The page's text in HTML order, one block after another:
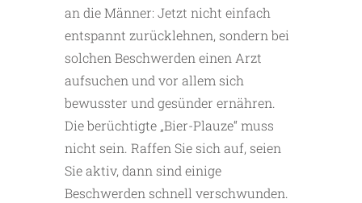
an die Männer: Jetzt nicht einfach
entspannt zurücklehnen, sondern bei
solchen Beschwerden einen Arzt
aufsuchen und vor allem sich
bewusster und gesünder ernähren.
Die berüchtigte „Bier-Plauze“ muss
nicht sein. Raffen Sie sich auf, seien
Sie aktiv, dann sind einige
Beschwerden schnell verschwunden.